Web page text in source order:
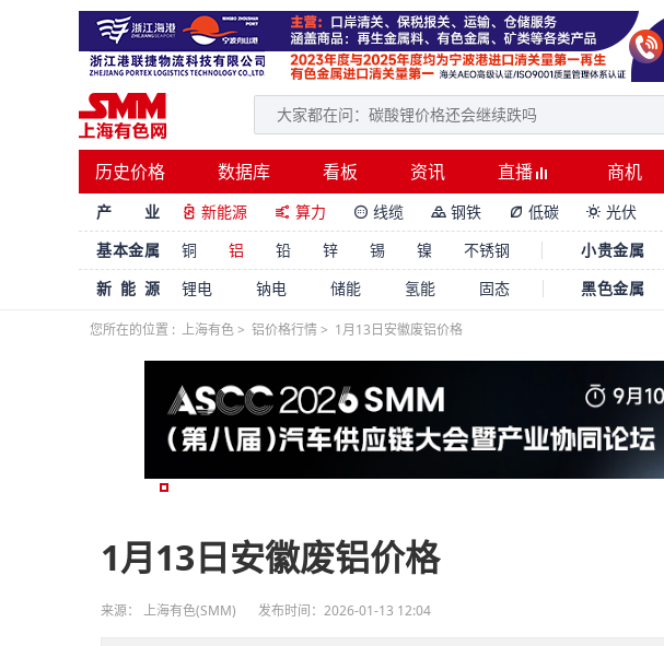
历史价格 数据库 看板 资讯 直播 商机
产 业  新能源  算力  线缆  钢铁  低碳  光伏
基本金属
铜 铝 铅 锌 锡 镍 不锈钢 小贵金属
新能源
锂电 钠电 储能 氢能 固态 黑色金属
您所在的位置 : 上海有色> 铝价格行情> 1月13日安徽废铝价格
1月13日安徽废铝价格
来源： 上海有色(SMM) 发布时间：2026-01-13 12:04